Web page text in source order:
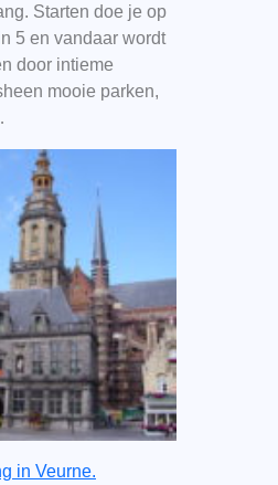
Starten doe je op
5 en vandaar wordt
door intieme
mooie parken,
in Veurne.